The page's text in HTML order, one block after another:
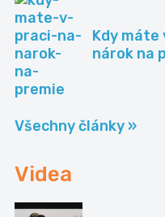
Kdy máte
nárok na
Všechny články »
Videa